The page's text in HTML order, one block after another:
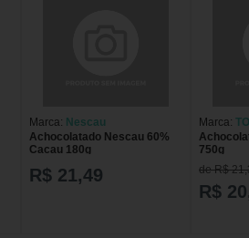
Marca: Nescau
Achocolatado Nescau 60%
Cacau 180g
R$ 21,49
Marca:
750g
de R$
R$